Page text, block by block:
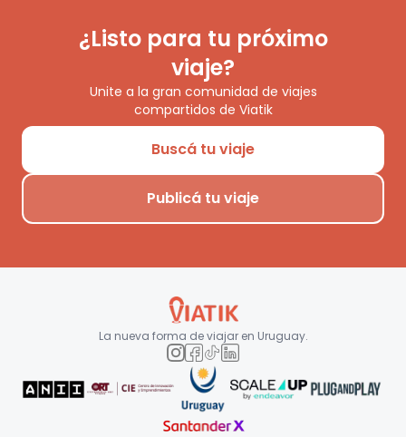
¿Listo para tu próximo
viaje?
Unite a la gran comunidad de viajes
compartidos de Viatik
Buscá tu viaje
Publicá tu viaje
La nueva forma de viajar en Uruguay.